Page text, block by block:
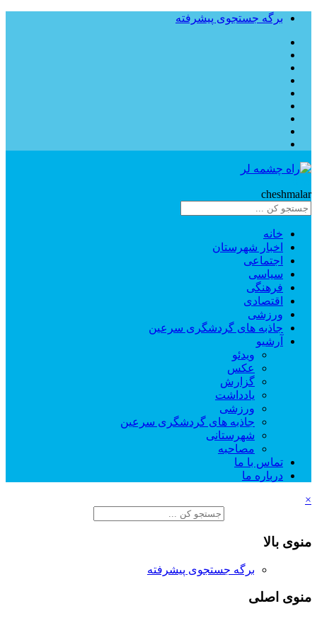
برگه جستجوی پیشرفته
cheshmalar
خانه
اخبار شهرستان
اجتماعی
سیاسی
فرهنگی
اقتصادی
ورزشی
جاذبه های گردشگری سرعین
آرشیو
ویدئو
عکس
گزارش
یادداشت
ورزشی
جاذبه های گردشگری سرعین
شهرستانی
مصاحبه
تماس با ما
درباره ما
×
منوی بالا
برگه جستجوی پیشرفته
منوی اصلی